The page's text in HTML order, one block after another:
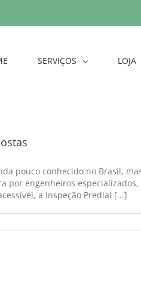
SERVIÇOS LOJA
pouco conhecido no Brasil,
por engenheiros
a Inspeção Predial [...]